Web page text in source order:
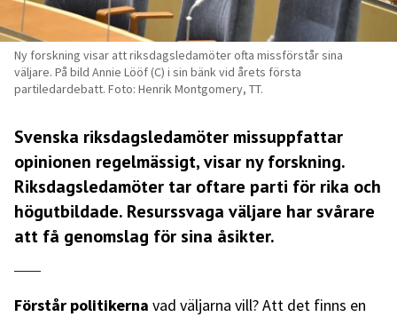
Ny forskning visar att riksdagsledamöter ofta missförstår sina
väljare. På bild Annie Lööf (C) i sin bänk vid årets första
partiledardebatt. Foto: Henrik Montgomery, TT.
Svenska riksdagsledamöter missuppfattar
opinionen regelmässigt, visar ny forskning.
Riksdagsledamöter tar oftare parti för rika och
högutbildade. Resurssvaga väljare har svårare
att få genomslag för sina åsikter.
Förstår politikerna vad väljarna vill? Att det finns en